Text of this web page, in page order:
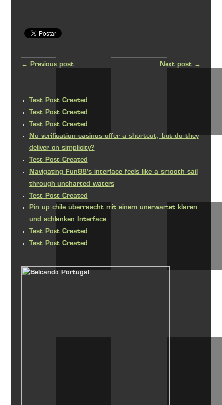
← Previous post Next post →
Test Post Created
Test Post Created
Test Post Created
No verification casinos offer a shortcut, but do they
deliver on simplicity?
Test Post Created
Navigating Fun88’s interface feels like a smooth sail
through uncharted waters
Test Post Created
Pin up chile überrascht mit einem unerwartet klaren
und schlanken Interface
Test Post Created
Test Post Created